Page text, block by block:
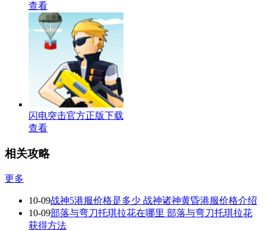
查看
闪电突击官方正版下载
查看
相关攻略
更多
10-09战神5港服价格是多少 战神诸神黄昏港服价格介绍
10-09部落与弯刀托琪拉花在哪里 部落与弯刀托琪拉花
获得方法